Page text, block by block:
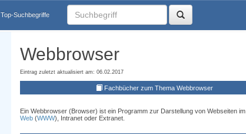
Top-Suchbegriffe
Webbrowser
Eintrag zuletzt aktualisiert am: 06.02.2017
Fachbücher zum Thema Webbrowser
Ein Webbrowser (Browser) ist ein Programm zur Darstellung von Webseiten im
Web(WWW), Intranet oder Extranet.